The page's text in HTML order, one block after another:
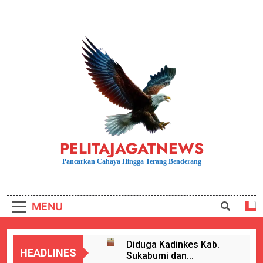
PELITAJAGATNEWS
Pancarkan Cahaya Hingga Terang Benderang
MENU
HEADLINES
Diduga Kadinkes Kab.
Sukabumi dan